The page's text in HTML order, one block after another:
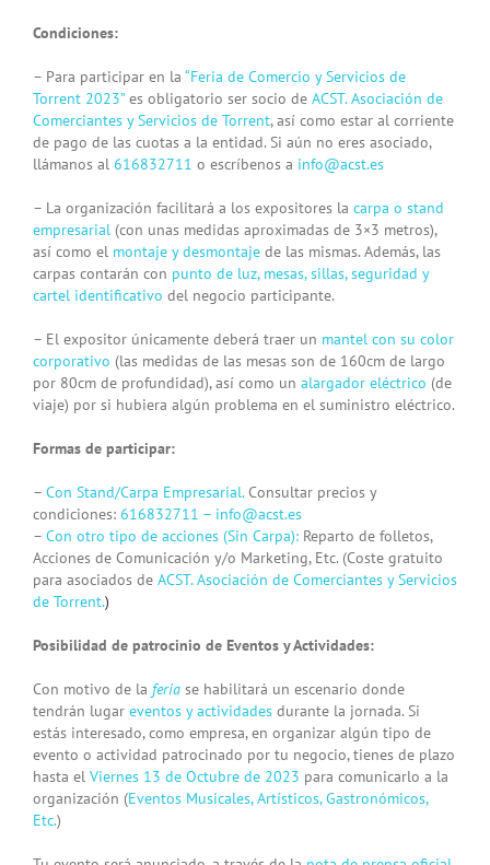
Condiciones:
– Para participar en la “Feria de Comercio y Servicios de
Torrent 2023”es obligatorio ser socio de ACST. Asociación de
Comerciantes y Servicios de Torrent, así como estar al corriente
de pago de las cuotas a la entidad. Si aún no eres asociado,
llámanos al 616832711 o escríbenos a info@acst.es
– La organización facilitará a los expositores la carpa o stand
empresarial (con unas medidas aproximadas de 3×3 metros),
así como el montaje y desmontaje de las mismas. Además, las
carpas contarán con punto de luz, mesas, sillas, seguridad y
cartel identificativo del negocio participante.
– El expositor únicamente deberá traer un mantel con su color
corporativo (las medidas de las mesas son de 160cm de largo
por 80cm de profundidad), así como un alargador eléctrico (de
viaje) por si hubiera algún problema en el suministro eléctrico.
Formas de participar:
– Con Stand/Carpa Empresarial.Consultar precios y
condiciones: 616832711 – info@acst.es
– Con otro tipo de acciones (Sin Carpa): Reparto de folletos,
Acciones de Comunicación y/o Marketing, Etc. (Coste gratuito
para asociados de ACST. Asociación de Comerciantes y Servicios
de Torrent.)
Posibilidad de patrocinio de Eventos y Actividades:
Con motivo de la feria se habilitará un escenario donde
tendrán lugar eventos y actividades durante la jornada. Si
estás interesado, como empresa, en organizar algún tipo de
evento o actividad patrocinado por tu negocio, tienes de plazo
hasta el Viernes 13 de Octubre de 2023 para comunicarlo a la
organización (Eventos Musicales, Artísticos, Gastronómicos,
Etc.)